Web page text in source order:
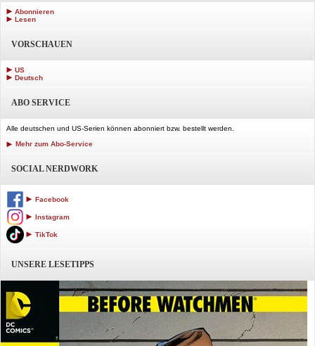
Abonnieren
Lesen
VORSCHAUEN
US
Deutsch
ABO SERVICE
Alle deutschen und US-Serien können abonniert bzw. bestellt werden.
Mehr zum Abo-Service
SOCIAL NERDWORK
Facebook
Instagram
TikTok
UNSERE LESETIPPS